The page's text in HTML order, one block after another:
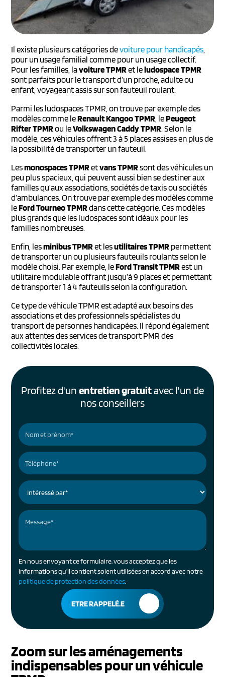
Il existe plusieurs catégories devoiture pour handicapés
pour un usage familial comme pour un usage collectif.
Pour les familles, lavoiture TPMRet leludospace TPMR
sont parfaits pour le transport d’un proche, adulte ou
enfant, voyageant assis sur son fauteuil roulant.
Parmi les ludospaces TPMR, on trouve par exemple des
modèles comme leRenault Kangoo TPMR , lePeugeot
Rifter TPMRou leVolkswagen Caddy TPMR. Selon le
modèle, ces véhicules offrent 3 à 5 places assises en plus de
la possibilité de transporter un fauteuil.
Lesmonospaces TPMRetvans TPMRsont des véhicules un
peu plus spacieux, qui peuvent aussi bien se destiner aux
familles qu’aux associations, sociétés de taxis ou sociétés
d’ambulances. On trouve par exemple des modèles comme
leFord Tourneo TPMRdans cette catégorie. Ces modèles
plus grands que les ludospaces sont idéaux pour les
familles nombreuses.
Enfin, lesminibus TPMRet lesutilitaires TPMR permettent
de transporter un ou plusieurs fauteuils roulants selon le
modèle choisi. Par exemple, leFord Transit TPMRest un
utilitaire modulable offrant jusqu’à 9 places et permettant
de transporter 1 à 4 fauteuils selon la configuration.
Ce type de véhicule TPMR est adapté aux besoins des
associations et des professionnels spécialistes du
transport de personnes handicapées. Il répond également
aux attentes des services de transport PMR des
collectivités locales.
Profitez d'un entretien gratuitavec l'un de
nos conseillers
En nous envoyant ce formulaire, vous acceptez que les
informations qu'il contient soient utilisées en accord avec notre
politique de protection des données
Zoom sur les aménagements
indispensables pour un véhicule